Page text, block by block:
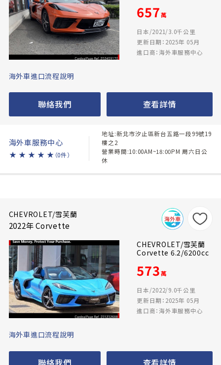
657萬
日本/2021/3.0千公里
更新日期：2025年 05月
進口商：海外車服務中心
海外車進口流程說明
聯絡我們 查看詳情
海外車服務中心
★ ★ ★ ★ ★ （0件）
地址:新北市汐止區新台五路一段99號19
樓之2
營業時間:10:00AM~18:00PM 周六日公
休
CHEVROLET/雪芙蘭
2022年 Corvette
CHEVROLET/雪芙蘭
Corvette 6.2/6200cc
573萬
日本/2022/9.0千公里
更新日期：2025年 05月
進口商：海外車服務中心
海外車進口流程說明